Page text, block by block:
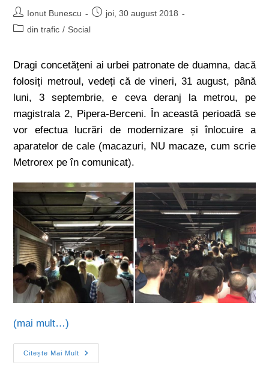
Ionut Bunescu
joi, 30 august 2018
din trafic / Social
Dragi concetățeni ai urbei patronate de duamna, dacă
folosiți metroul, vedeți că de vineri, 31 august, până
luni, 3 septembrie, e ceva deranj la metrou, pe
magistrala 2, Pipera-Berceni. În această perioadă se
vor efectua lucrări de modernizare și înlocuire a
aparatelor de cale (macazuri, NU macaze, cum scrie
Metrorex pe în comunicat).
(mai mult…)
Citește Mai Mult